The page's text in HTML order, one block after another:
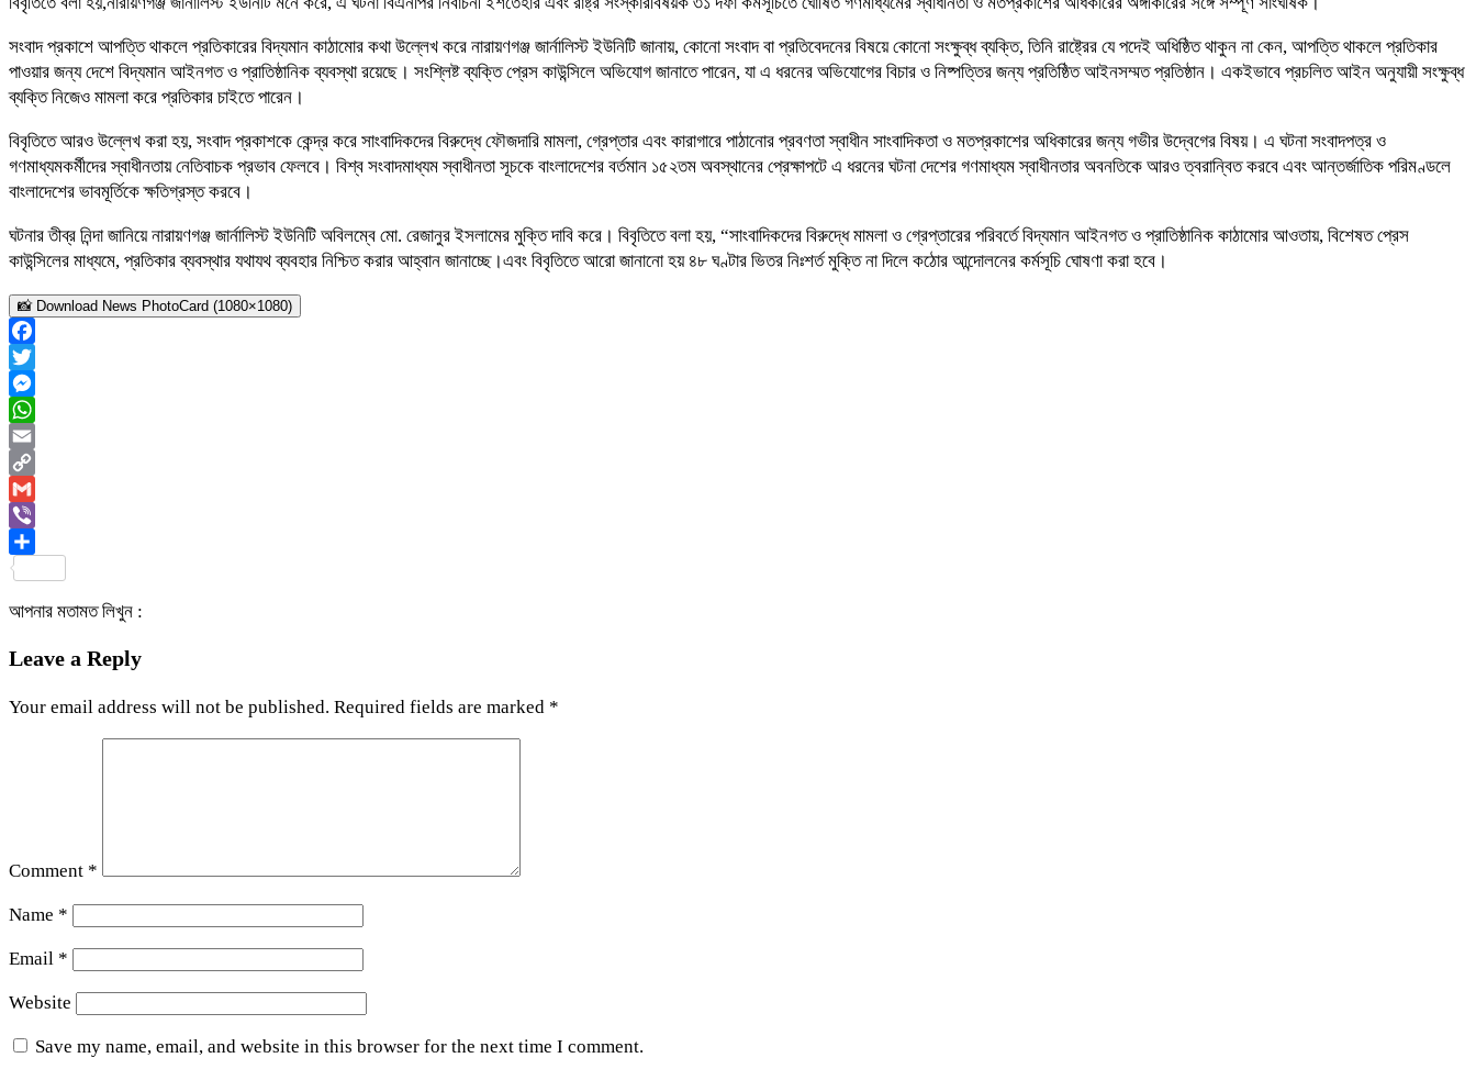
সংবাদ প্রকাশে আপত্তি থাকলে প্রতিকারের বিদ্যমান কাঠামোর কথা উল্লেখ করে নারায়ণগঞ্জ জার্নালিস্ট ইউনিটি জানায়, কোনো সংবাদ বা প্রতিবেদনের বিষয়ে কোনো সংক্ষুব্ধ ব্যক্তি, তিনি রাষ্ট্রের যে পদেই অধিষ্ঠিত থাকুন না কেন, আপত্তি থাকলে প্রতিকার
পাওয়ার জন্য দেশে বিদ্যমান আইনগত ও প্রাতিষ্ঠানিক ব্যবস্থা রয়েছে। সংশ্লিষ্ট ব্যক্তি প্রেস কাউন্সিলে অভিযোগ জানাতে পারেন, যা এ ধরনের অভিযোগের বিচার ও নিষ্পত্তির জন্য প্রতিষ্ঠিত আইনসম্মত প্রতিষ্ঠান। একইভাবে প্রচলিত আইন অনুযায়ী সংক্ষুব্ধ
ব্যক্তি নিজেও মামলা করে প্রতিকার চাইতে পারেন।
বিবৃতিতে আরও উল্লেখ করা হয়, সংবাদ প্রকাশকে কেন্দ্র করে সাংবাদিকদের বিরুদ্ধে ফৌজদারি মামলা, গ্রেপ্তার এবং কারাগারে পাঠানোর প্রবণতা স্বাধীন সাংবাদিকতা ও মতপ্রকাশের অধিকারের জন্য গভীর উদ্বেগের বিষয়। এ ঘটনা সংবাদপত্র ও
গণমাধ্যমকর্মীদের স্বাধীনতায় নেতিবাচক প্রভাব ফেলবে। বিশ্ব সংবাদমাধ্যম স্বাধীনতা সূচকে বাংলাদেশের বর্তমান ১৫২তম অবস্থানের প্রেক্ষাপটে এ ধরনের ঘটনা দেশের গণমাধ্যম স্বাধীনতার অবনতিকে আরও ত্বরান্বিত করবে এবং আন্তর্জাতিক পরিমণ্ডলে
বাংলাদেশের ভাবমূর্তিকে ক্ষতিগ্রস্ত করবে।
ঘটনার তীব্র নিন্দা জানিয়ে নারায়ণগঞ্জ জার্নালিস্ট ইউনিটি অবিলম্বে মো. রেজানুর ইসলামের মুক্তি দাবি করে। বিবৃতিতে বলা হয়, “সাংবাদিকদের বিরুদ্ধে মামলা ও গ্রেপ্তারের পরিবর্তে বিদ্যমান আইনগত ও প্রাতিষ্ঠানিক কাঠামোর আওতায়, বিশেষত প্রেস
কাউন্সিলের মাধ্যমে, প্রতিকার ব্যবস্থার যথাযথ ব্যবহার নিশ্চিত করার আহ্বান জানাচ্ছে।এবং বিবৃতিতে আরো জানানো হয় ৪৮ ঘণ্টার ভিতর নিঃশর্ত মুক্তি না দিলে কঠোর আন্দোলনের কর্মসূচি ঘোষণা করা হবে।
📸 Download News PhotoCard (1080×1080)
Facebook
Twitter
Messenger
WhatsApp
Email
Copy
Link
Gmail
Viber
আপনার মতামত লিখুন :
Leave a Reply
Your email address will not be published. Required fields are marked *
Comment *
Name *
Email *
Website
Save my name, email, and website in this browser for the next time I comment.